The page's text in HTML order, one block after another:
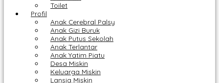
Toilet
Profil
Anak Cerebral Palsy
Anak Gizi Buruk
Anak Putus Sekolah
Anak Terlantar
Anak Yatim Piatu
Desa Miskin
Keluarga Miskin
Lansia Miskin